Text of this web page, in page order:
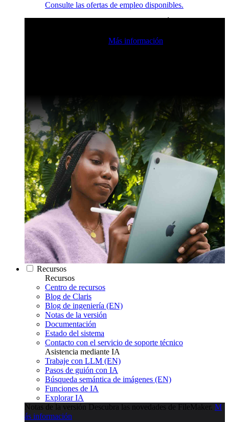
Consulte las ofertas de empleo disponibles.
Más información
Recursos
Recursos
Centro de recursos
Blog de Claris
Blog de ingeniería (EN)
Notas de la versión
Documentación
Estado del sistema
Contacto con el servicio de soporte técnico
Asistencia mediante IA
Trabaje con LLM (EN)
Pasos de guión con IA
Búsqueda semántica de imágenes (EN)
Funciones de IA
Explorar IA
Notas de la versión Descubra las novedades de FileMaker. M
ás información